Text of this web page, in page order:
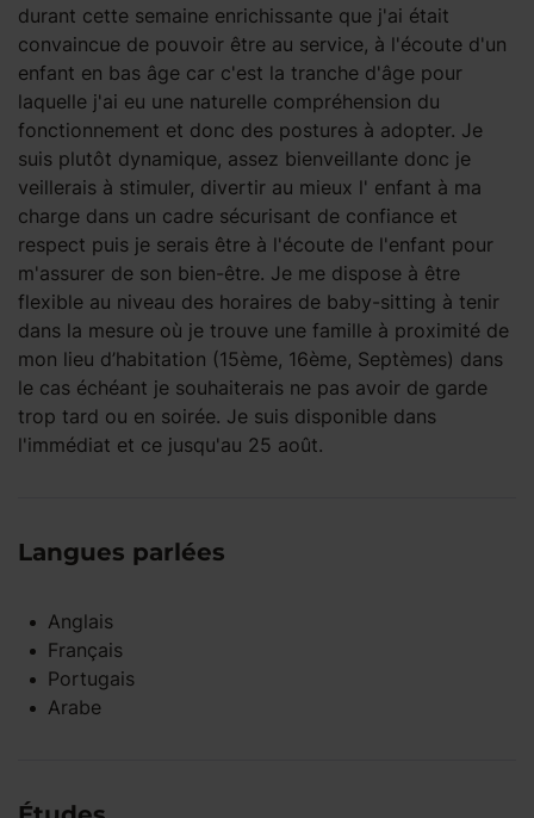
durant cette semaine enrichissante que j'ai était
convaincue de pouvoir être au service, à l'écoute d'un
enfant en bas âge car c'est la tranche d'âge pour
laquelle j'ai eu une naturelle compréhension du
fonctionnement et donc des postures à adopter. Je
suis plutôt dynamique, assez bienveillante donc je
veillerais à stimuler, divertir au mieux l' enfant à ma
charge dans un cadre sécurisant de confiance et
respect puis je serais être à l'écoute de l'enfant pour
m'assurer de son bien-être. Je me dispose à être
flexible au niveau des horaires de baby-sitting à tenir
dans la mesure où je trouve une famille à proximité de
mon lieu d’habitation (15ème, 16ème, Septèmes) dans
le cas échéant je souhaiterais ne pas avoir de garde
trop tard ou en soirée. Je suis disponible dans
l'immédiat et ce jusqu'au 25 août.
Langues parlées
Anglais
Français
Portugais
Arabe